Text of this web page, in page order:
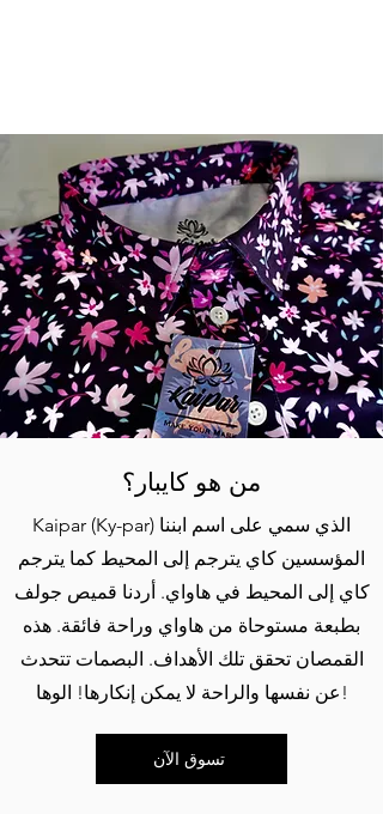
من هو كايبار؟
Kaipar (Ky-par) الذي سمي على اسم ابننا
المؤسسين كاي يترجم إلى المحيط كما يترجم
كاي إلى المحيط في هاواي. أردنا قميص جولف
بطبعة مستوحاة من هاواي وراحة فائقة. هذه
القمصان تحقق تلك الأهداف. البصمات تتحدث
عن نفسها والراحة لا يمكن إنكارها! الوها!
تسوق الآن